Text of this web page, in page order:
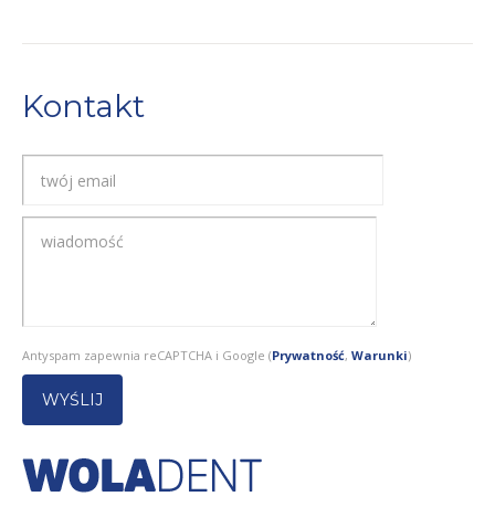
Kontakt
Antyspam zapewnia reCAPTCHA i Google (Prywatność, Warunki)